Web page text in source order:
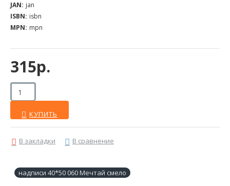
315р.
JAN: jan
ISBN: isbn
MPN: mpn
КУПИТЬ
В закладки В сравнение
надписи 40*50 060 Мечтай смело